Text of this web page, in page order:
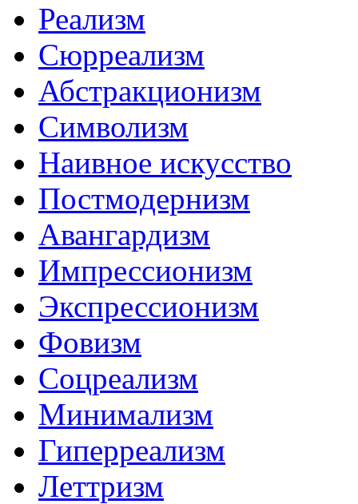
Реализм
Сюрреализм
Абстракционизм
Символизм
Наивное искусство
Постмодернизм
Авангардизм
Импрессионизм
Экспрессионизм
Фовизм
Соцреализм
Минимализм
Гиперреализм
Леттризм